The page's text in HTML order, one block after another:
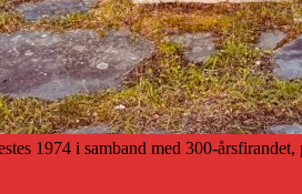
1974 i samband med 300-